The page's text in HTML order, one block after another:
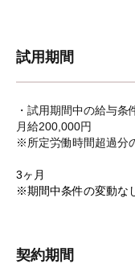
試用期間
・試用期間中の給与条
月給200,000円
※所定労働時間超過分
3ヶ月
※期間中条件の変動な
契約期間